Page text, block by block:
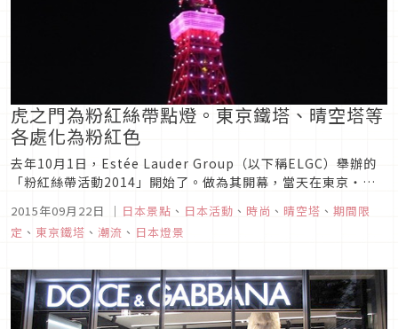
虎之門為粉紅絲帶點燈。東京鐵塔、晴空塔等
各處化為粉紅色
去年10月1日，Estée Lauder Group（以下稱ELGC）舉辦的
「粉紅絲帶活動2014」開始了。做為其開幕，當天在東京・虎
紅色領帶的ELGC代表Eric Douilhet，以及2014年上任的親善
大使、女演員鈴木保奈美穿著粉紅...
2015年09月22日 ｜ 日本景點 、 日本活動 、 時尚 、 晴空塔 、 期間限
定 、 東京鐵塔 、 潮流 、 日本燈景